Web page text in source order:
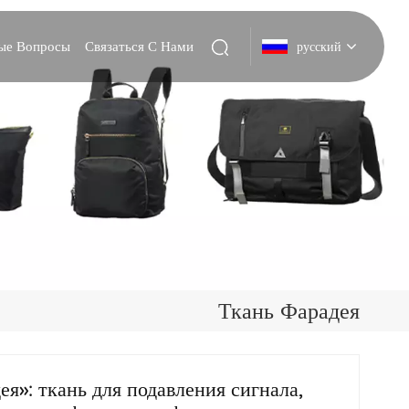
Вопросы Связаться С Нами русский
Deutsch
Italiano
Português
Ткань Фарадея
ткань для подавления сигнала,